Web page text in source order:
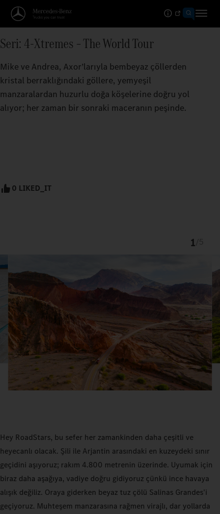
Seri: 4-Xtremes – The World Tour
Mike ve Andrea, Axor’larıyla bembeyaz çöllerden
kristal berraklığındaki göllere, yemyeşil
manzaralardan huzurlu doğa köşelerine doğru yol
alıyor; her zaman bir sonraki maceranın peşinde.
0 LIKED_IT
1
Hey RoadStars, bu sefer her zamankinden daha çeşitli ve
heyecanlı olacak. Şili ile Arjantin arasındaki en kuzeydeki sınır
geçidini aşıyoruz; rakım 4.800 metrenin üzerinde. Uyumak için
biraz daha aşağıya, vadiye doğru gidiyoruz çünkü ince havaya
alışık değiliz. Oraya giderken beyaz tuz çölü Salinas Grandes'i
geçiyoruz. Muhteşem manzarasına rağmen virajlı, dar yollarda